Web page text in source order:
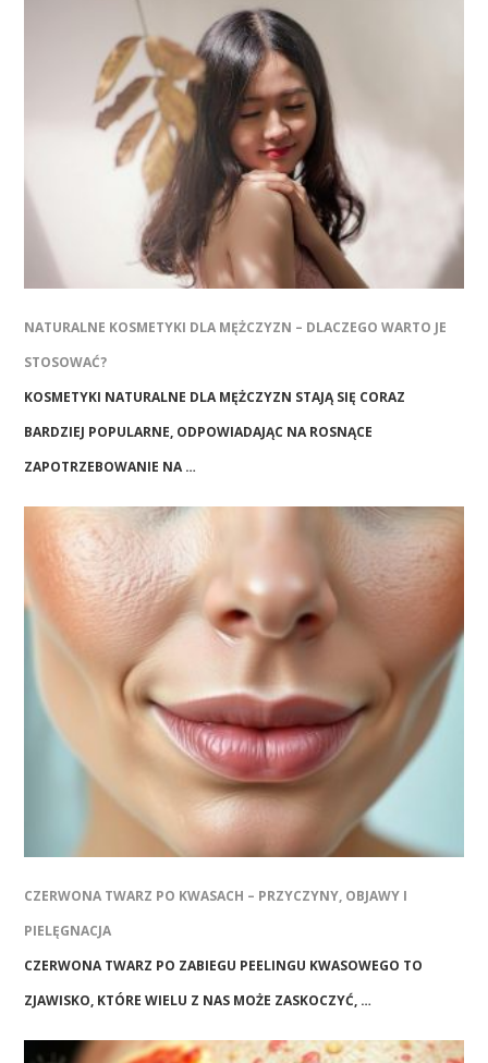
NATURALNE KOSMETYKI DLA MĘŻCZYZN – DLACZEGO WARTO JE
STOSOWAĆ?
KOSMETYKI NATURALNE DLA MĘŻCZYZN STAJĄ SIĘ CORAZ
BARDZIEJ POPULARNE, ODPOWIADAJĄC NA ROSNĄCE
ZAPOTRZEBOWANIE NA …
CZERWONA TWARZ PO KWASACH – PRZYCZYNY, OBJAWY I
PIELĘGNACJA
CZERWONA TWARZ PO ZABIEGU PEELINGU KWASOWEGO TO
ZJAWISKO, KTÓRE WIELU Z NAS MOŻE ZASKOCZYĆ, …